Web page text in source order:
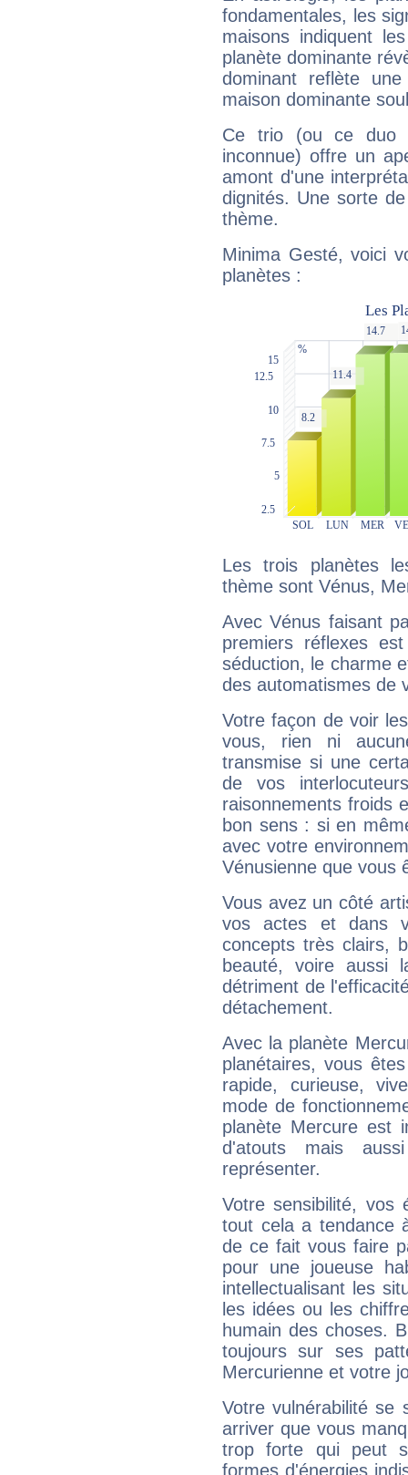
fondamentales, les
maisons indiquent
planète dominante
dominant reflète
maison dominante
Ce trio (ou ce duo
inconnue) offre un
amont d'une
dignités. Une sorte
thème.
Minima Gesté, voici
planètes :
Les trois planètes
thème sont Vénus,
Avec Vénus faisant
premiers réflexes
séduction, le charme
des automatismes de
Votre façon de voir
vous, rien ni
transmise si une
de vos
raisonnements froids
bon sens : si en
avec votre
Vénusienne que vous
Vous avez un côté
vos actes et dans
concepts très clairs,
beauté, voire aussi
détriment de
détachement.
Avec la planète
planétaires, vous
rapide, curieuse,
mode de
planète Mercure est
d'atouts mais
représenter.
Votre sensibilité,
tout cela a tendance
de ce fait vous faire
pour une joueuse
intellectualisant les
les idées ou les
humain des choses.
toujours sur ses
Mercurienne et votre
Votre vulnérabilité se
arriver que vous
trop forte qui peut
formes d'énergies